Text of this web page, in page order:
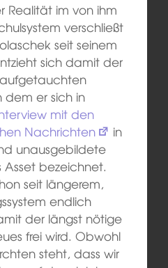
Realität im von ihm
verschließt
seit seinem
sich damit der
dem er sich in
mit den
Nachrichten
in
unausgebildete
Asset bezeichnet.
seit längerem,
endlich
der längst nötige
frei wird. Obwohl
steht, dass wir